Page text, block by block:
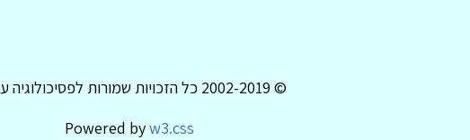
© 2002-2019 כל הזכויות שמורות לפסיכולוגיה עברית
Powered byw3.css